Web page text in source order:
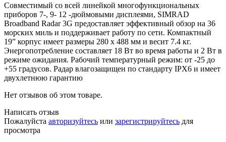
Совместимый со всей линейкой многофункциональных
приборов 7-, 9- 12 -дюймовыми дисплеями, SIMRAD
Broadband Radar 3G предоставляет эффективный обзор на 36
морских миль и поддерживает работу по сети. Компактный
19” корпус имеет размеры 280 x 488 мм и весит 7.4 кг.
Энергопотребление составляет 18 Вт во время работы и 2 Вт в
режиме ожидания. Рабочий температурный режим: от -25 до
+55 градусов. Радар влагозащищен по стандарту IPX6 и имеет
двухлетнюю гарантию
Нет отзывов об этом товаре.
Написать отзыв
Пожалуйста авторизуйтесь или зарегистрируйтесь для
просмотра